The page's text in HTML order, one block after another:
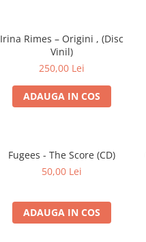
Irina Rimes – Origini , (Disc
Vinil)
250,00 Lei
ADAUGA IN COS
Fugees - The Score (CD)
50,00 Lei
ADAUGA IN COS